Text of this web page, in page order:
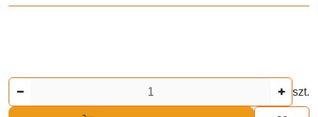
szt.